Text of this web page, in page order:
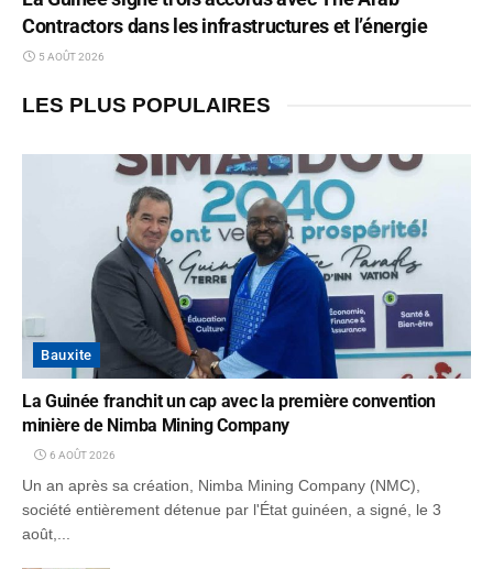
Contractors dans les infrastructures et l’énergie
5 AOÛT 2026
LES PLUS POPULAIRES
Bauxite
La Guinée franchit un cap avec la première convention
minière de Nimba Mining Company
6 AOÛT 2026
Un an après sa création, Nimba Mining Company (NMC),
société entièrement détenue par l'État guinéen, a signé, le 3
août,...